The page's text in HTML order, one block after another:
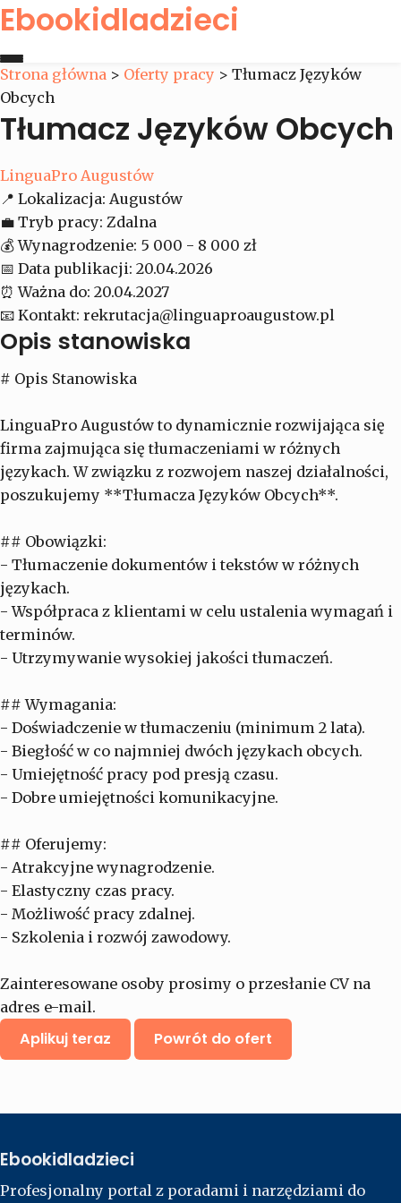
Ebookidladzieci
Strona główna
Kontakt
Strona główna > Oferty pracy > Tłumacz Języków
Obcych
Tłumacz Języków Obcych
LinguaPro Augustów
📍 Lokalizacja: Augustów
💼 Tryb pracy: Zdalna
💰 Wynagrodzenie: 5 000 - 8 000 zł
📅 Data publikacji: 20.04.2026
⏰ Ważna do: 20.04.2027
📧 Kontakt: rekrutacja@linguaproaugustow.pl
Opis stanowiska
# Opis Stanowiska
LinguaPro Augustów to dynamicznie rozwijająca się
firma zajmująca się tłumaczeniami w różnych
językach. W związku z rozwojem naszej działalności,
poszukujemy **Tłumacza Języków Obcych**.
## Obowiązki:
- Tłumaczenie dokumentów i tekstów w różnych
językach.
- Współpraca z klientami w celu ustalenia wymagań i
terminów.
- Utrzymywanie wysokiej jakości tłumaczeń.
## Wymagania:
- Doświadczenie w tłumaczeniu (minimum 2 lata).
- Biegłość w co najmniej dwóch językach obcych.
- Umiejętność pracy pod presją czasu.
- Dobre umiejętności komunikacyjne.
## Oferujemy:
- Atrakcyjne wynagrodzenie.
- Elastyczny czas pracy.
- Możliwość pracy zdalnej.
- Szkolenia i rozwój zawodowy.
Zainteresowane osoby prosimy o przesłanie CV na
adres e-mail.
Aplikuj teraz Powrót do ofert
Ebookidladzieci
Profesjonalny portal z poradami i narzędziami do